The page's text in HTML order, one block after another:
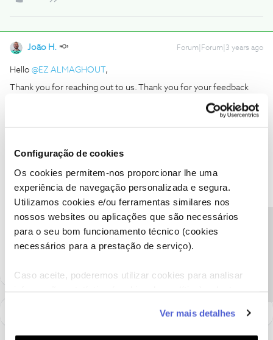
Configuração de cookies
Os cookies permitem-nos proporcionar lhe uma
experiência de navegação personalizada e segura.
Utilizamos cookies e/ou ferramentas similares nos
nossos websites ou aplicações que são necessários
para o seu bom funcionamento técnico (cookies
necessários para a prestação de serviço).
Caso aceite, poderemos utilizar cookies para analisar
funcionalidades (cookies de personalização e
funcionalidade) e adaptar anúncios aos seus interesses
Ver mais detalhes
João H. Forum|Forum|3 years ago
Hello @EZ ALMAGHOUT ,
Thank you for reaching out to us. Thank you for your feedback
Please, tell us if you have any other question. We’re always
Thank you
Ajude a comunidade a encontrar informação relevante. Marque
como "Melhor Resposta" e faça "Like" nos melhores comentários.
Siga os perfis da moderação, através da opção "Seguir", para estar
sempre a par das ultimas novidades.
E 1 pessoa gostou